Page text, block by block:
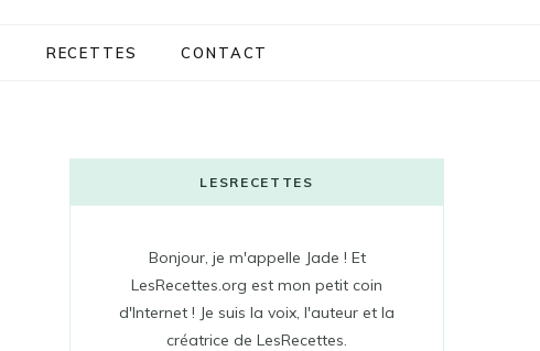
RECETTES CONTACT
LESRECETTES
Bonjour, je m'appelle Jade ! Et
LesRecettes.org est mon petit coin
d'Internet ! Je suis la voix, l'auteur et la
créatrice de LesRecettes.